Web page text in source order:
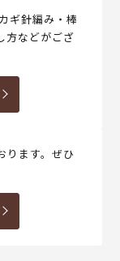
ギ針編み・棒
方などがござ
ります。ぜひ